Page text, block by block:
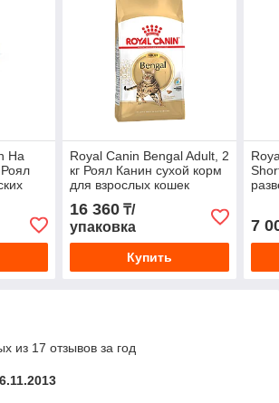
На
Royal Canin Bengal Adult, 2
кг Роял Канин сухой корм
для взрослых кошек
бенгальской породы
16 360₸/
упаковка
Купить
7
из 17 отзывов за год